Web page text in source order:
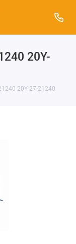
20Y-
20Y-27-21240